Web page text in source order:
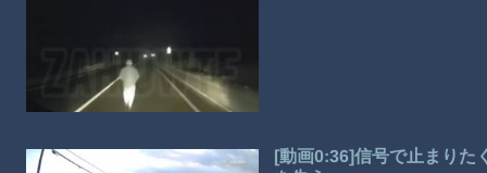
[動画0:36]信号で止まりた